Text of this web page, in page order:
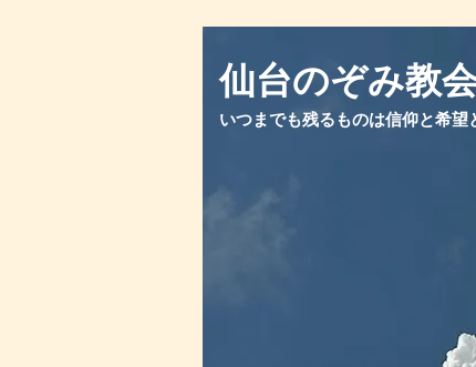
いつまでも残るものは信仰と希
仙台のぞみ教